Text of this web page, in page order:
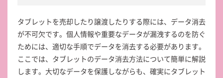
タブレットを売却したり譲渡したりする際には、データ消去
が不可欠です。個人情報や重要なデータが漏洩するのを防ぐ
ためには、適切な手順でデータを消去する必要があります。
ここでは、タブレットのデータ消去方法について簡単に解説
します。大切なデータを保護しながらも、確実にタブレット